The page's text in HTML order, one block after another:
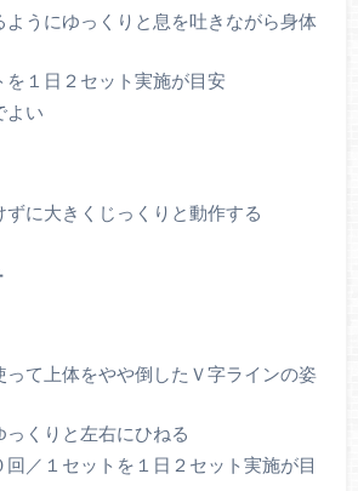
ようにゆっくりと息を吐きながら身体
を１日２セット実施が目安
よい
ずに大きくじっくりと動作する
って上体をやや倒したＶ字ラインの姿
っくりと左右にひねる
回／１セットを１日２セット実施が目